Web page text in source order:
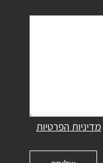
מדיניות הפרטיות